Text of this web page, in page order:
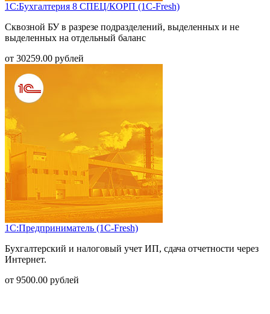
1С:Бухгалтерия 8 СПЕЦ/КОРП (1С-Fresh)
Сквозной БУ в разрезе подразделений, выделенных и не
выделенных на отдельный баланс
от 30259.00 рублей
1С:Предприниматель (1С-Fresh)
Бухгалтерский и налоговый учет ИП, сдача отчетности через
Интернет.
от 9500.00 рублей